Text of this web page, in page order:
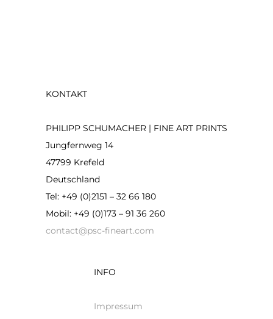
KONTAKT
PHILIPP SCHUMACHER | FINE ART PRINTS
Jungfernweg 14
47799 Krefeld
Deutschland
Tel: +49 (0)2151 – 32 66 180
Mobil: +49 (0)173 – 91 36 260
contact@psc-fineart.com
INFO
Impressum